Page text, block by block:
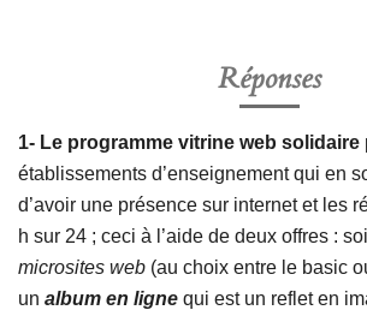
Réponses
1- Le programme vitrine web solidaire
établissements d’enseignement qui en
d’avoir une présence sur internet et les
h sur 24 ; ceci à l’aide de deux offres :
microsites web (au choix entre le basic
un album en ligne qui est un reflet en